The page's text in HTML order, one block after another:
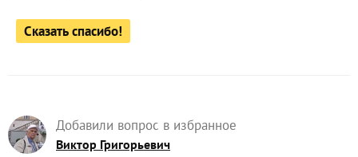
Сказать спасибо!
Добавили вопрос в избранное
Виктор Григорьевич